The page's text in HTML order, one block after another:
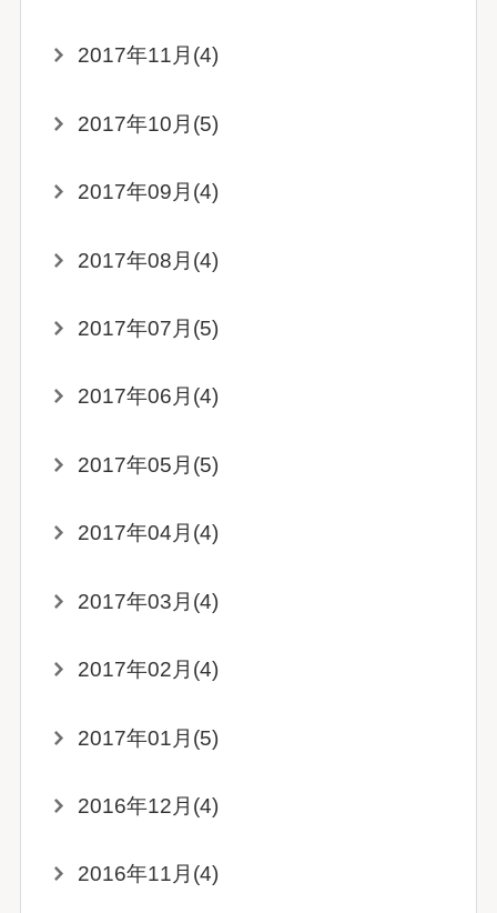
2017年11月(4)
2017年10月(5)
2017年09月(4)
2017年08月(4)
2017年07月(5)
2017年06月(4)
2017年05月(5)
2017年04月(4)
2017年03月(4)
2017年02月(4)
2017年01月(5)
2016年12月(4)
2016年11月(4)